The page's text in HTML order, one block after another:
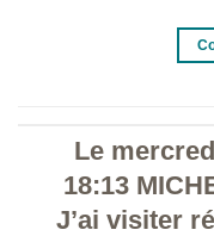
Le
18:13
J’ai visiter